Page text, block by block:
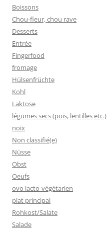
Boissons
Chou-fleur, chou rave
Desserts
Entrée
Fingerfood
fromage
Hülsenfrüchte
Kohl
Laktose
légumes secs (pois, lentilles etc.)
noix
Non classifié(e)
Nüsse
Obst
Oeufs
ovo lacto-végétarien
plat principal
Rohkost/Salate
Salade